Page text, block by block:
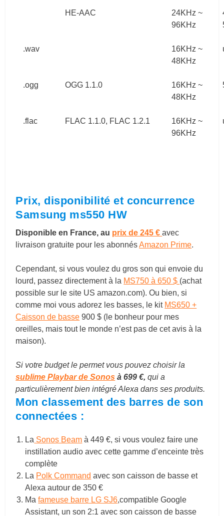
HE-AAC
24KHz ~
96KHz
.wav
16KHz ~
48KHz
.ogg OGG 1.1.0
16KHz ~
48KHz
.flac FLAC 1.1.0, FLAC 1.2.1
16KHz ~
96KHz
Prix, disponibilité et concurrence
Samsung ms550 HW
Disponible en France, au prix de 245 €avec
livraison gratuite pour les abonnésAmazon Prime.
Cependant, si vous voulez du gros son qui envoie du
lourd, passez directement à la MS750 à 650 $ (achat
possible sur le site USamazon.com). Ou bien, si
comme moi vous adorez les basses, le kit MS650 +
Caisson de basse 900 $ (le bonheur pour mes
oreilles, mais tout le monde n’est pas de cet avis à la
maison).
Si votre budget le permet vous pouvez choisir la
sublime Playbar de Sonos à 699 €,qui a
particulièrement bien intégré Alexa dans ses produits.
Mon classement des barres de son
connectées :
La Sonos Beam à 449 €, si vous voulez faire une
instillation audio avec cette gamme d’enceinte très
complète
La Polk Command avec son caisson de basse et
Alexa autour de 350 €
Mafameuse barre LG SJ6,compatible Google
Assistant, un son 2:1 avec son caisson de basse